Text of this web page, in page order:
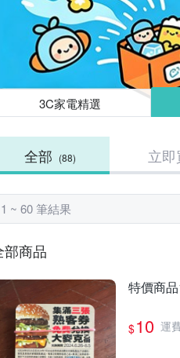
3C家電精選
全部 (88) 立即
1 ~ 60 筆結果
部商品
特價商
$10 運